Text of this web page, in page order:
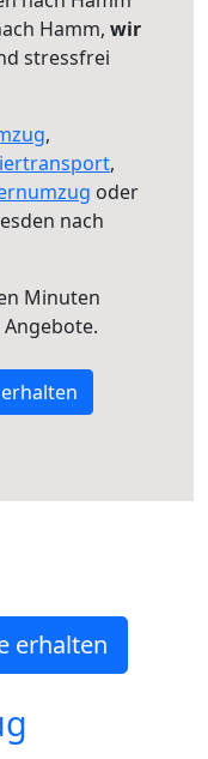
Hamm, wir
stressfrei
,
,
oder
nach
Minuten
erhalten